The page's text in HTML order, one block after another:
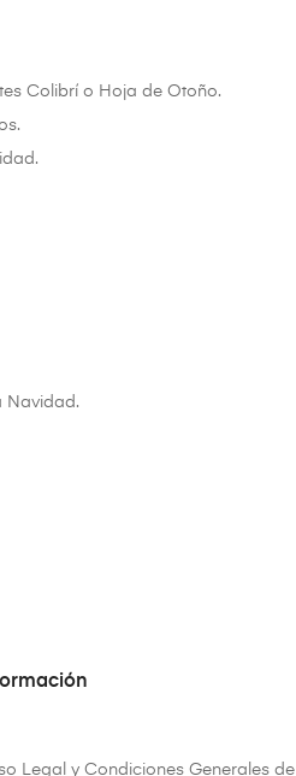
Colibrí o Hoja de Otoño.
Navidad.
Legal y Condiciones Generales de